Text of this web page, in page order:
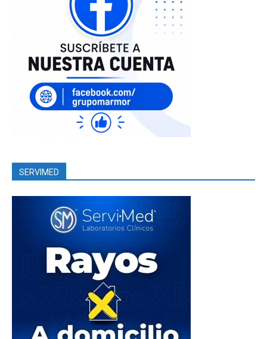
SERVIMED